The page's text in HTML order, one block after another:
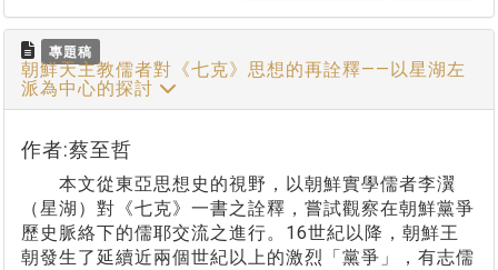
專題稿
朝鮮天主教儒者對《七克》思想的再詮釋——以星湖左
派為中心的探討
作者:蔡至哲
本文從東亞思想史的視野，以朝鮮實學儒者李瀷
（星湖）對《七克》一書之詮釋，嘗試觀察在朝鮮黨爭
歷史脈絡下的儒耶交流之進行。16世紀以降，朝鮮王
朝發生了延續近兩個世紀以上的激烈「黨爭」，有志儒